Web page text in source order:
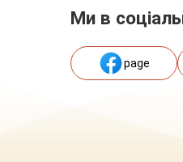
Ми в
page